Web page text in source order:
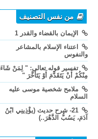
من نفس التصنيف
الإيمان بالقضاء والقدر 1
اعتناء الإسلام بالمشاعر
والنفوس
تفسير قوله تعالى: " لِمَنْ شَاءَ
مِنْكُمْ أَنْ يَتَقَدَّمَ أَوْ يَتَأَخَّرَ "
ملامح شخصية موسى عليه
السلام
21- شرح حديث (يؤْذِينِي ابْنُ
آدَمَ، يَسُبُّ الدَّهْرَ..)